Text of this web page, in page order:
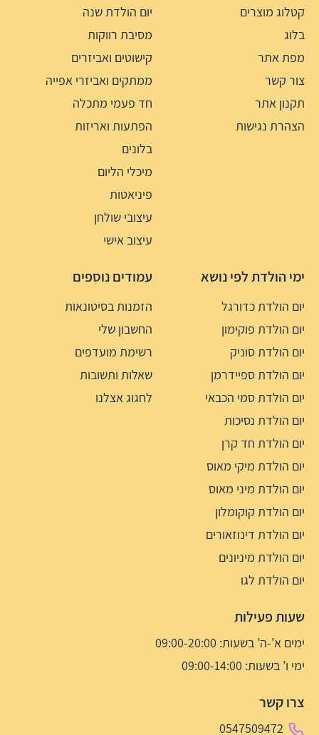
קטלוג מוצרים
בלוג
מפת אתר
צור קשר
תקנון אתר
הצהרת נגישות
יום הולדת שנה
מסיבת רווקות
קישוטים ואביזרים
ממתקים ואביזרי אפייה
חד פעמי מתכלה
הפתעות ואריזות
בלונים
מיכלי הליום
פיניאטות
עיצובי שולחן
עיצוב אישי
ימי הולדת לפי נושא
יום הולדת כדורגל
יום הולדת פוקימון
יום הולדת סוניק
יום הולדת ספיידרמן
יום הולדת סמי הכבאי
יום הולדת נסיכות
יום הולדת חד קרן
יום הולדת מיקי מאוס
יום הולדת מיני מאוס
יום הולדת קוקומלון
יום הולדת דינוזאורים
יום הולדת מיניונים
יום הולדת לגו
עמודים נוספים
הזמנות בסיטונאות
החשבון שלי
רשימת מועדפים
שאלות ותשובות
לחגוג אצלנו
שעות פעילות
ימים א’-ה’ בשעות: 09:00-20:00
ימי ו’ בשעות: 09:00-14:00
צרו קשר
0547509472